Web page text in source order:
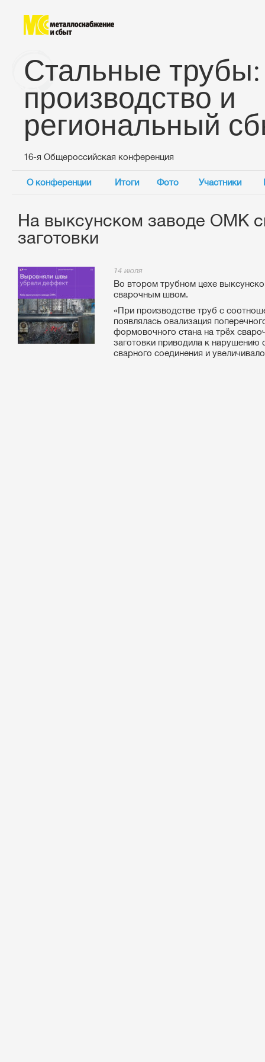
Стальные трубы:
производство и
региональный
16-я Общероссийская конференция
О конференции Итоги Фото Участники
На выксунском заводе ОМК
заготовки
14 июля
Во втором трубном цехе
сварочным швом.
«При производстве труб с
появлялась овализация
формовочного стана на трёх
заготовки приводила к нарушению
сварного соединения и